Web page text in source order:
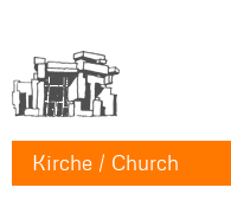
Kirche / Church